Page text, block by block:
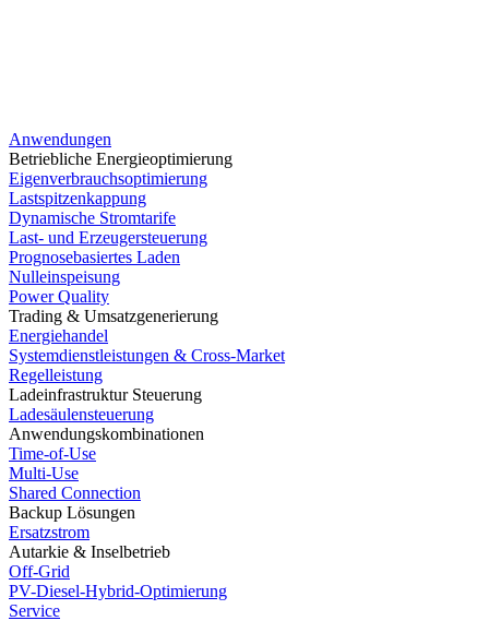
Anwendungen
Betriebliche Energieoptimierung
Eigenverbrauchsoptimierung
Lastspitzenkappung
Dynamische Stromtarife
Last- und Erzeugersteuerung
Prognosebasiertes Laden
Nulleinspeisung
Power Quality
Trading & Umsatzgenerierung
Energiehandel
Systemdienstleistungen & Cross-Market
Regelleistung
Ladeinfrastruktur Steuerung
Ladesäulensteuerung
Anwendungskombinationen
Time-of-Use
Multi-Use
Shared Connection
Backup Lösungen
Ersatzstrom
Autarkie & Inselbetrieb
Off-Grid
PV-Diesel-Hybrid-Optimierung
Service